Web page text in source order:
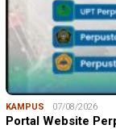
KAMPUS 07/08/2026
Portal Website